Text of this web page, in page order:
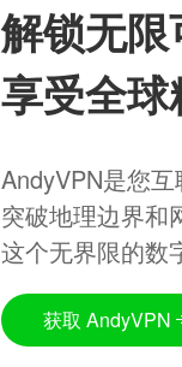
解锁无限
享受全球
AndyVPN是您
突破地理边界和
这个无界限的数
获取 AndyVPN